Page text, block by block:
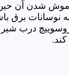
شدن آن
برق
درب شیر